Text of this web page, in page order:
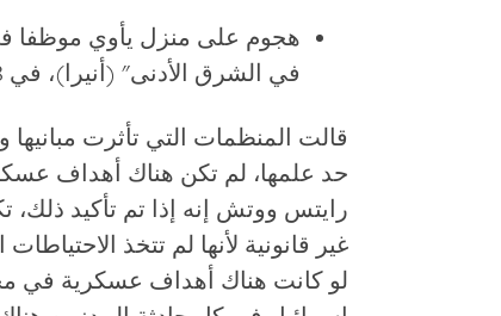
هجوم على منزل يأوي موظفا في
في الشرق الأدنى" (أنيرا)، في 8 مارس/آذار 2024.
قالت المنظمات التي تأثرت
حد علمها، لم تكن هناك أهداف
رايتس ووتش إنه إذا تم تأكيد
غير قانونية لأنها لم تتخذ
لو كانت هناك أهداف عسكرية في